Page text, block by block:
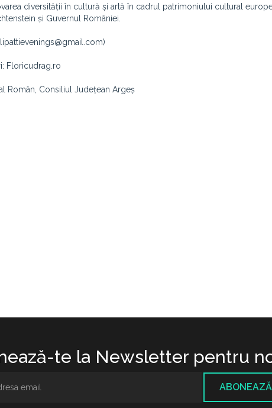
diversității în cultură și artă în cadrul patrimoniului cultural
și Guvernul României.
Floricudrag.ro
Român, Consiliul Județean Argeș
te la Newsletter pentru